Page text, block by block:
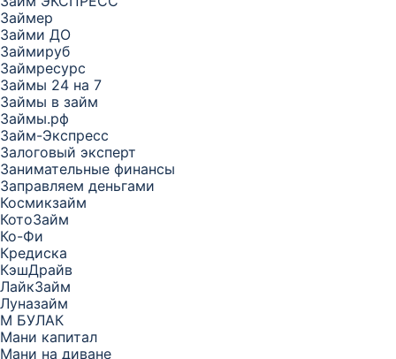
Займер
Займи ДО
Займируб
Займресурс
Займы 24 на 7
Займы в займ
Займы.рф
Займ-Экспресс
Залоговый эксперт
Занимательные финансы
Заправляем деньгами
Космикзайм
КотоЗайм
Ко-Фи
Кредиска
КэшДрайв
ЛайкЗайм
Луназайм
М БУЛАК
Мани капитал
Мани на диване